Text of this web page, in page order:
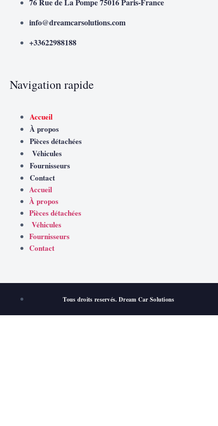
info@dreamcarsolutions.com
+33622988188
Navigation rapide
Accueil
À propos
Pièces détachées
Véhicules
Fournisseurs
Contact
Accueil
À propos
Pièces détachées
Véhicules
Fournisseurs
Contact
Tous droits reservés. Dream Car Solutions